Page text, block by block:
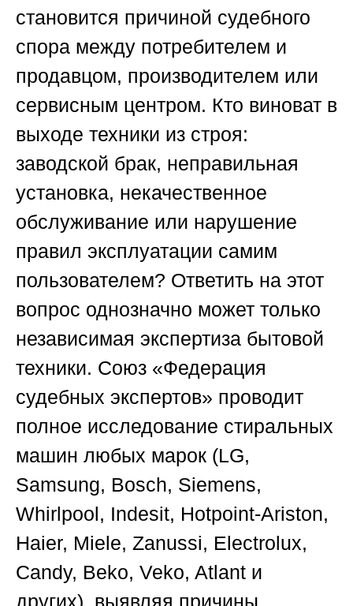
становится причиной судебного
спора между потребителем и
продавцом, производителем или
сервисным центром. Кто виноват в
выходе техники из строя:
заводской брак, неправильная
установка, некачественное
обслуживание или нарушение
правил эксплуатации самим
пользователем? Ответить на этот
вопрос однозначно может только
независимая экспертиза бытовой
техники. Союз «Федерация
судебных экспертов» проводит
полное исследование стиральных
машин любых марок (LG,
Samsung, Bosch, Siemens,
Whirlpool, Indesit, Hotpoint-Ariston,
Haier, Miele, Zanussi, Electrolux,
Candy, Beko, Veko, Atlant и
других), выявляя причины